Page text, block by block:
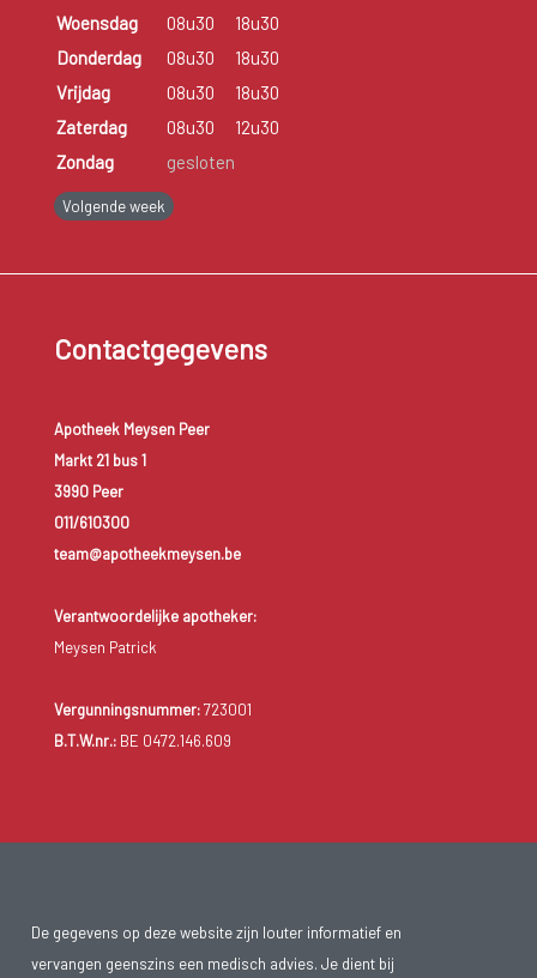
Woensdag
08u30
18u30
Donderdag
08u30
18u30
Vrijdag
08u30
18u30
Zaterdag
08u30
12u30
Zondag
gesloten
Volgende week
Contactgegevens
Apotheek Meysen Peer
Markt 21 bus 1
3990 Peer
011/610300
team@apotheekmeysen.be
Verantwoordelijke apotheker:
Meysen Patrick
Vergunningsnummer:723001
B.T.W.nr.:BE 0472.146.609
De gegevens op deze website zijn louter informatief en
vervangen geenszins een medisch advies. Je dient bij